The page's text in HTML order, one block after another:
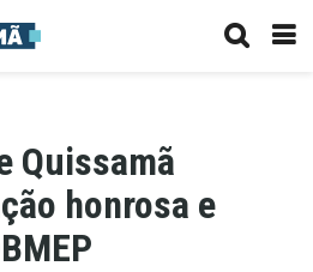
Quissamã
honrosa e